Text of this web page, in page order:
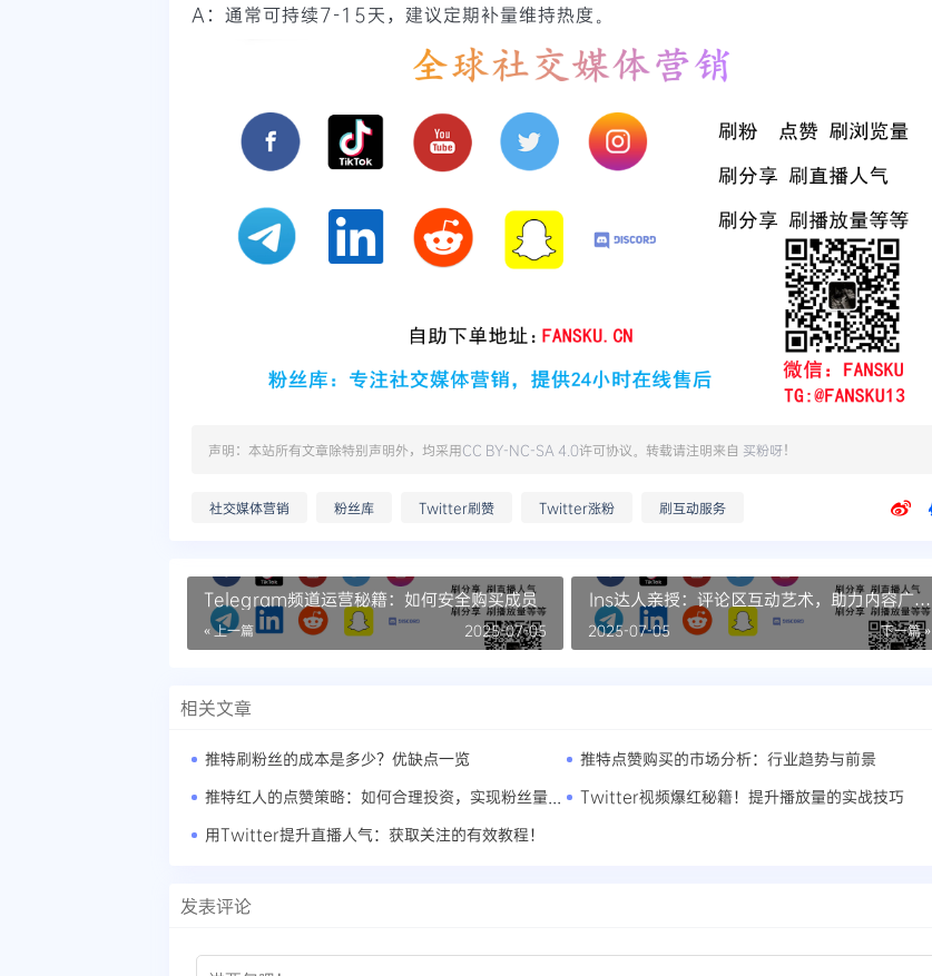
A：通常可持续7-15天，建议定期补量维持热度。
声明：本站所有文章除特别声明外，均采用CC BY-NC-SA 4.0许可协议。转载请注明来自 买粉呀！
社交媒体营销 粉丝库 Twitter刷赞 Twitter涨粉 刷互动服务
Telegram频道运营秘籍：如何安全购买成员
« 上一篇 2025-07-05
Ins达人亲授：评论区互动艺术，助力内容广泛
传播
下一篇 »
2025-07-05
相关文章
推特刷粉丝的成本是多少？优缺点一览 推特点赞购买的市场分析：行业趋势与前景
Twitter视频爆红秘籍！提升播放量的实战技巧
用Twitter提升直播人气：获取关注的有效教程！
发表评论